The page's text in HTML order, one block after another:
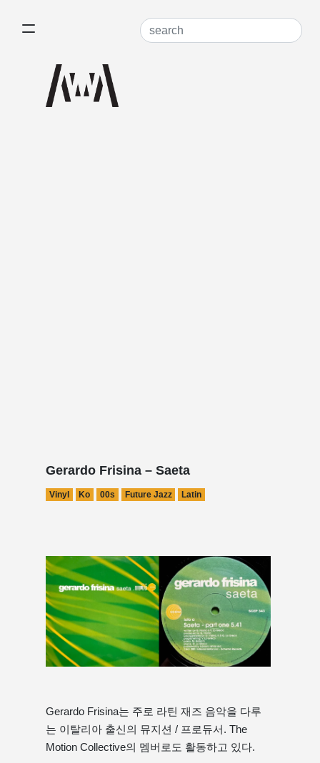
Gerardo Frisina – Saeta
Vinyl Ko 00s Future Jazz Latin
Gerardo Frisina는 주로 라틴 재즈 음악을 다루
는 이탈리아 출신의 뮤지션 / 프로듀서. The
Motion Collective의 멤버로도 활동하고 있다.